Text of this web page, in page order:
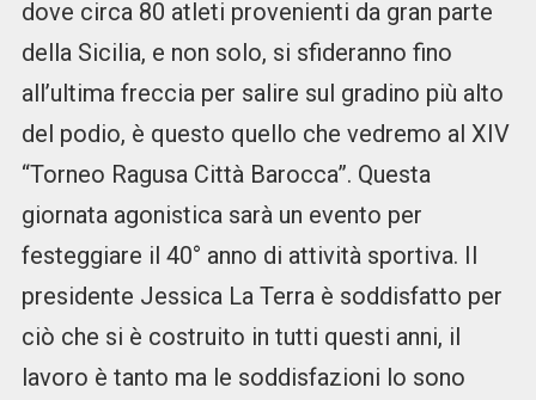
dove circa 80 atleti provenienti da gran parte
della Sicilia, e non solo, si sfideranno fino
all’ultima freccia per salire sul gradino più alto
del podio, è questo quello che vedremo al XIV
“Torneo Ragusa Città Barocca”. Questa
giornata agonistica sarà un evento per
festeggiare il 40° anno di attività sportiva. Il
presidente Jessica La Terra è soddisfatto per
ciò che si è costruito in tutti questi anni, il
lavoro è tanto ma le soddisfazioni lo sono